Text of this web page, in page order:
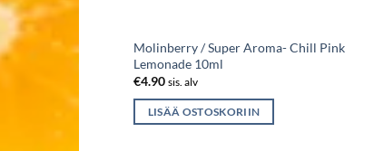
Molinberry / Super Aroma- Chill Pink
Lemonade 10ml
€4.90 sis. alv
LISÄÄ OSTOSKORIIN
Nectar